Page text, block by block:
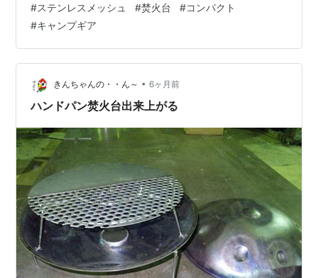
を圧迫してくる。特にファミリーキャンプとなると、積
載量の問題はマジで頭を悩ませます。 どんな車種のキャ
ンパーでも、積載量には限界があります。そんな悩みを
抱える方へ、「薄く、軽く、しかも重いダッチオーブン
も載せられるタフさ」という、相反する要素を高…
#ステンレスメッシュ #焚火台 #コンパクト
#キャンプギア
きんちゃんの・・ん～ • 6ヶ月前
ハンドパン焚火台出来上がる